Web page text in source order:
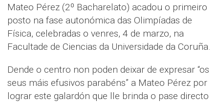
Mateo Pérez (2º Bacharelato) acadou o primeiro
posto na fase autonómica das Olimpíadas de
Física, celebradas o venres, 4 de marzo, na
Facultade de Ciencias da Universidade da Coruña.
Dende o centro non poden deixar de expresar “os
seus máis efusivos parabéns” a Mateo Pérez por
lograr este galardón que lle brinda o pase directo